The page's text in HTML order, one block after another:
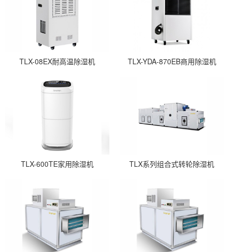
TLX-08EX耐高温除湿机 TLX-YDA-870EB商用除湿机
TLX-600TE家用除湿机 TLX系列组合式转轮除湿机